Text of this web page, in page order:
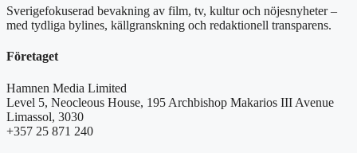
Sverigefokuserad bevakning av film, tv, kultur och nöjesnyheter –
med tydliga bylines, källgranskning och redaktionell transparens.
Företaget
Hamnen Media Limited
Level 5, Neocleous House, 195 Archbishop Makarios III Avenue
Limassol, 3030
+357 25 871 240